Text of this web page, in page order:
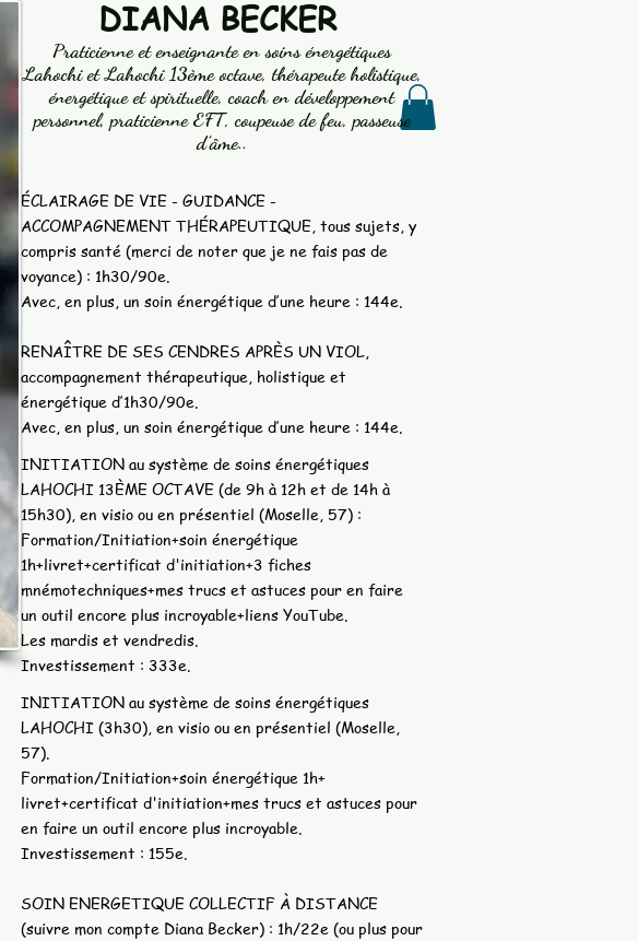
​DIANA BECKER
Praticienne et enseignante en soins énergétiques
Lahochi et Lahochi 13ème octave, thérapeute holistique,
énergétique et spirituelle, coach en développement
personnel, praticienne EFT, coupeuse de feu, passeuse
d’âme..
ÉCLAIRAGE DE VIE - GUIDANCE -
ACCOMPAGNEMENT THÉRAPEUTIQUE, tous sujets, y
compris santé (merci de noter que je ne fais pas de
voyance) : 1h30/90e.
Avec, en plus, un soin énergétique d’une heure : 144e.
RENAÎTRE DE SES CENDRES APRÈS UN VIOL,
accompagnement thérapeutique, holistique et
énergétique d’1h30/90e.
Avec, en plus, un soin énergétique d’une heure : 144e.
INITIATION au système de soins énergétiques
LAHOCHI 13ÈME OCTAVE (de 9h à 12h et de 14h à
15h30), en visio ou en présentiel (Moselle, 57) :
Formation/Initiation+soin énergétique
1h+livret+certificat d'initiation+3 fiches
mnémotechniques+mes trucs et astuces pour en faire
un outil encore plus incroyable+liens YouTube.
Les mardis et vendredis.
Investissement : 333e.
INITIATION au système de soins énergétiques
LAHOCHI (3h30), en visio ou en présentiel (Moselle,
57).
Formation/Initiation+soin énergétique 1h+
livret+certificat d'initiation+mes trucs et astuces pour
en faire un outil encore plus incroyable.
Investissement : 155e.
SOIN ENERGETIQUE COLLECTIF À DISTANCE
(suivre mon compte Diana Becker) : 1h/22e (ou plus pour